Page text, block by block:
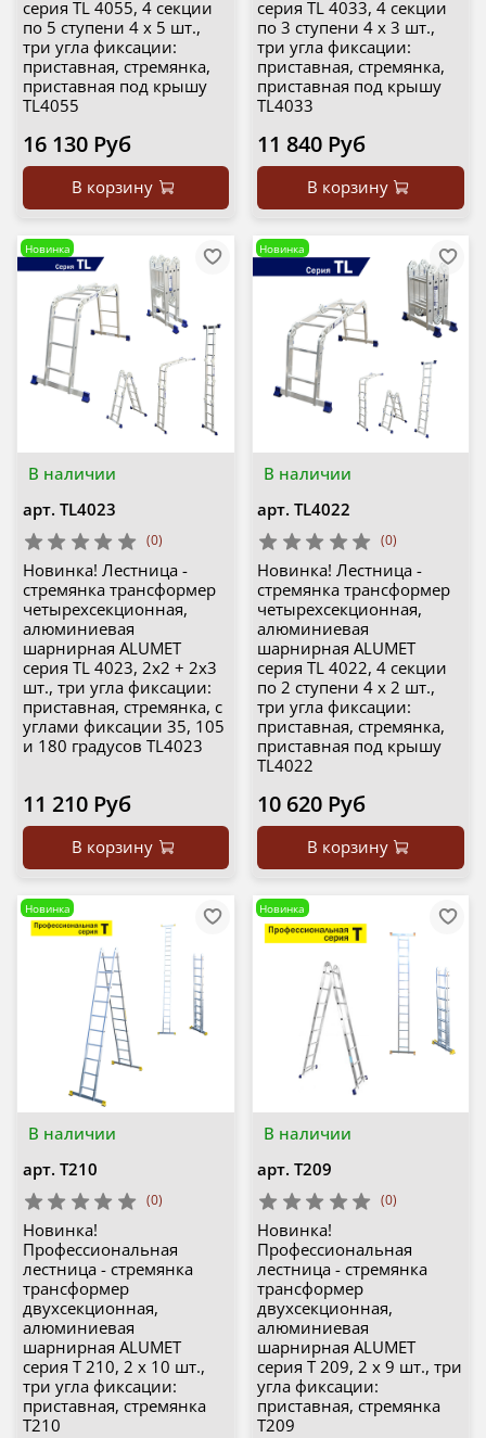
серия TL 4055, 4 секции
по 5 ступени 4 х 5 шт.,
три угла фиксации:
приставная, стремянка,
приставная под крышу
TL4055
16 130 Руб
В корзину
серия TL 4033, 4 секции
по 3 ступени 4 х 3 шт.,
три угла фиксации:
приставная, стремянка,
приставная под крышу
TL4033
11 840 Руб
В корзину
В наличии
Новинка
арт. TL4023
(0)
Новинка! Лестница -
стремянка трансформер
четырехсекционная,
алюминиевая
шарнирная ALUMET
серия TL 4023, 2х2 + 2х3
шт., три угла фиксации:
приставная, стремянка, с
углами фиксации 35, 105
и 180 градусов TL4023
11 210 Руб
В корзину
В наличии
Новинка
арт. TL4022
(0)
Новинка! Лестница -
стремянка трансформер
четырехсекционная,
алюминиевая
шарнирная ALUMET
серия TL 4022, 4 секции
по 2 ступени 4 х 2 шт.,
три угла фиксации:
приставная, стремянка,
приставная под крышу
TL4022
10 620 Руб
В корзину
В наличии
Новинка
арт. Т210
(0)
Новинка!
Профессиональная
лестница - стремянка
трансформер
двухсекционная,
алюминиевая
шарнирная ALUMET
серия T 210, 2 х 10 шт.,
три угла фиксации:
приставная, стремянка
Т210
В наличии
Новинка
арт. Т209
(0)
Новинка!
Профессиональная
лестница - стремянка
трансформер
двухсекционная,
алюминиевая
шарнирная ALUMET
серия T 209, 2 х 9 шт., три
угла фиксации:
приставная, стремянка
Т209